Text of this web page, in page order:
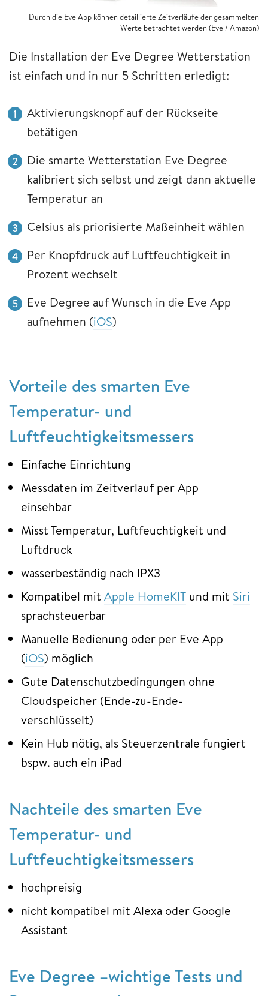
Durch die Eve App können detaillierte Zeitverläufe der gesammelten
Werte betrachtet werden (Eve / Amazon)
Die Installation der Eve Degree Wetterstation
ist einfach und in nur 5 Schritten erledigt:
Aktivierungsknopf auf der Rückseite
betätigen
Die smarte Wetterstation Eve Degree
kalibriert sich selbst und zeigt dann aktuelle
Temperatur an
Celsius als priorisierte Maßeinheit wählen
Per Knopfdruck auf Luftfeuchtigkeit in
Prozent wechselt
Eve Degree auf Wunsch in die Eve App
aufnehmen (iOS)
Vorteile des smarten Eve
Temperatur- und
Luftfeuchtigkeitsmessers
Einfache Einrichtung
Messdaten im Zeitverlauf per App
einsehbar
Misst Temperatur, Luftfeuchtigkeit und
Luftdruck
wasserbeständig nach IPX3
Kompatibel mit Apple HomeKIT und mit Siri
sprachsteuerbar
Manuelle Bedienung oder per Eve App
(iOS) möglich
Gute Datenschutzbedingungen ohne
Cloudspeicher (Ende-zu-Ende-
verschlüsselt)
Kein Hub nötig, als Steuerzentrale fungiert
bspw. auch ein iPad
Nachteile des smarten Eve
Temperatur- und
Luftfeuchtigkeitsmessers
hochpreisig
nicht kompatibel mit Alexa oder Google
Assistant
Eve Degree –wichtige Tests und